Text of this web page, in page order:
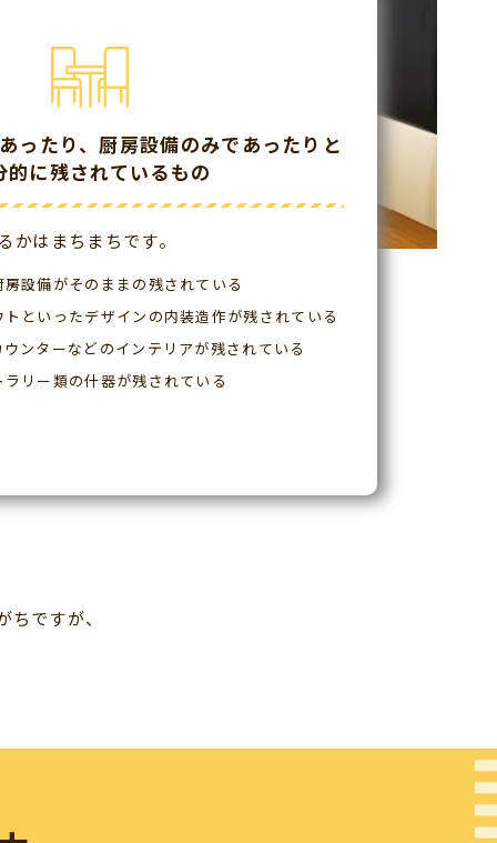
ったり、厨房設備のみであったりと
的に残されているもの
かはまちまちです。
設備がそのままの残されている
といったデザインの内装造作が残されている
ンターなどのインテリアが残されている
リー類の什器が残されている
ですが、